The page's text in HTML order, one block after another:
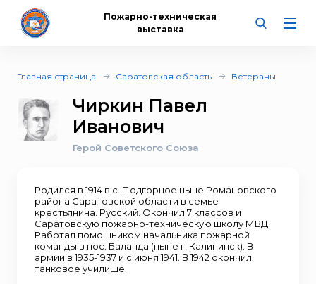
Пожарно-техническая
выставка
Главная страница Саратовская область Ветераны
Чиркин Павел
Иванович
Герой Советского Союза
Родился в 1914 в с. Подгорное ныне Романовского
района Саратовской области в семье
крестьянина. Русский. Окончил 7 классов и
Саратовскую пожарно-техническую школу МВД.
Работал помощником начальника пожарной
команды в пос. Баланда (ныне г. Калининск). В
армии в 1935-1937 и с июня 1941. В 1942 окончил
танковое училище.